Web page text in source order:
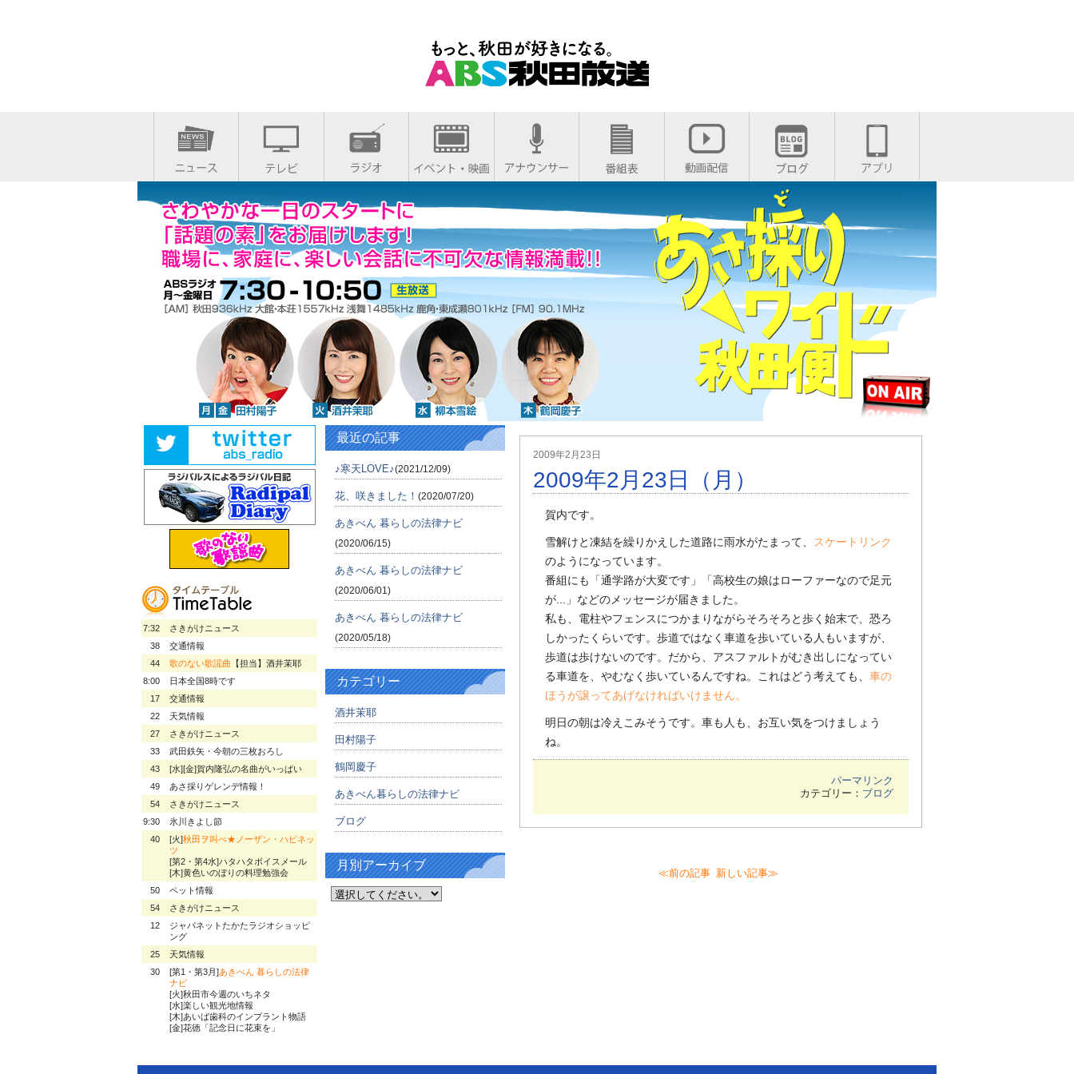
2009年2月23日
2009年2月23日（月）
賀内です。
雪解けと凍結を繰りかえした道路に雨水がたまって、
スケートリンク
のようになっています。
番組にも「通学路が大変です」「高校生の娘はローファーなので足元
が...」などのメッセージが届きました。
私も、電柱やフェンスにつかまりながらそろそろと歩く始末で、恐ろ
しかったくらいです。歩道ではなく車道を歩いている人もいますが、
歩道は歩けないのです。だから、アスファルトがむき出しになってい
る車道を、やむなく歩いているんですね。これはどう考えても、 車の
ほうが譲ってあげなければいけません。
明日の朝は冷えこみそうです。車も人も、お互い気をつけましょう
ね。
パーマリンク
カテゴリー： ブログ
≪前の記事 新しい記事≫
7:32
さきがけニュース
38
交通情報
44
歌のない歌謡曲 【担当】酒井茉耶
8:00
日本全国8時です
17
交通情報
22
天気情報
27
さきがけニュース
33
武田鉄矢・今朝の三枚おろし
43
[水][金]賀内隆弘の名曲がいっぱい
49
あさ採りゲレンデ情報！
54
さきがけニュース
9:30
氷川きよし節
40
[火]秋田ヲ叫べ★ノーザン・ハピネッ
ツ
[第2・第4水]ハタハタボイスメール
[木]黄色いのぼりの料理勉強会
50
ペット情報
54
さきがけニュース
12
ジャパネットたかたラジオショッピ
ング
25
天気情報
30
[第1・第3月]あきべん 暮らしの法律
ナビ
[火]秋田市今週のいちネタ
[水]楽しい観光地情報
[木]あいば歯科のインプラント物語
[金]花徳「記念日に花束を」
最近の記事
♪寒天LOVE♪(2021/12/09)
花、咲きました！ (2020/07/20)
あきべん 暮らしの法律ナビ
(2020/06/15)
あきべん 暮らしの法律ナビ
(2020/06/01)
あきべん 暮らしの法律ナビ
(2020/05/18)
カテゴリー
酒井茉耶
田村陽子
鶴岡慶子
あきべん暮らしの法律ナビ
ブログ
月別アーカイブ